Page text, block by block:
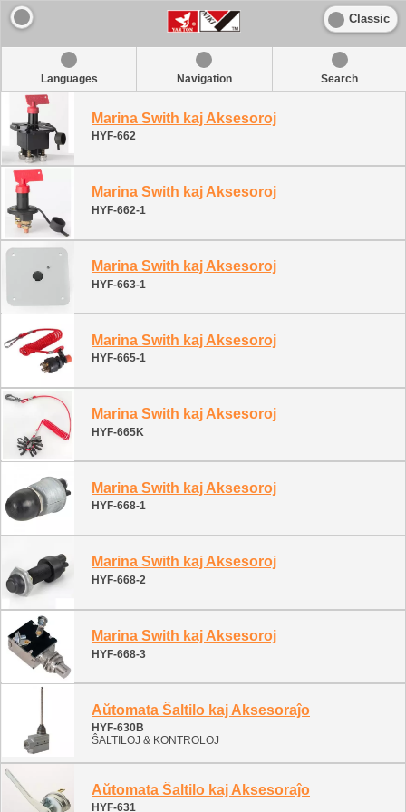
Classic
Languages Navigation Search
Marina Swith kaj Aksesoroj
HYF-662
Marina Swith kaj Aksesoroj
HYF-662-1
Marina Swith kaj Aksesoroj
HYF-663-1
Marina Swith kaj Aksesoroj
HYF-665-1
Marina Swith kaj Aksesoroj
HYF-665K
Marina Swith kaj Aksesoroj
HYF-668-1
Marina Swith kaj Aksesoroj
HYF-668-2
Marina Swith kaj Aksesoroj
HYF-668-3
Aŭtomata Ŝaltilo kaj Aksesoraĵo
HYF-630B
ŜALTILOJ & KONTROLOJ
Aŭtomata Ŝaltilo kaj Aksesoraĵo
HYF-631